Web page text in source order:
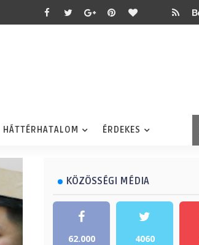
HÁTTÉRHATALOM ÉRDEKES
KÖZÖSSÉGI MÉDIA
62.000 4060